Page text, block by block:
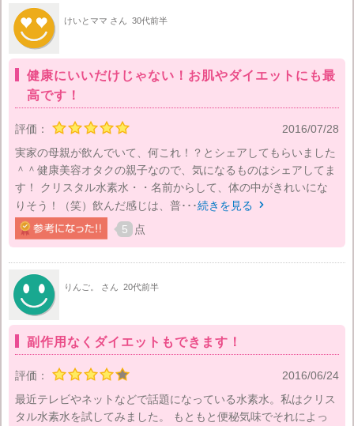
けいとママ さん 30代前半
健康にいいだけじゃない！お肌やダイエットにも最
高です！
評価：
2016/07/28
実家の母親が飲んでいて、何これ！？とシェアしてもらいました
＾＾健康美容オタクの親子なので、気になるものはシェアしてま
す！ クリスタル水素水・・名前からして、体の中がきれいにな
りそう！（笑）飲んだ感じは、普･･･続きを見る 
5 点
りんご。 さん 20代前半
副作用なくダイエットもできます！
評価：
2016/06/24
最近テレビやネットなどで話題になっている水素水。私はクリス
タル水素水を試してみました。 もともと便秘気味でそれによっ